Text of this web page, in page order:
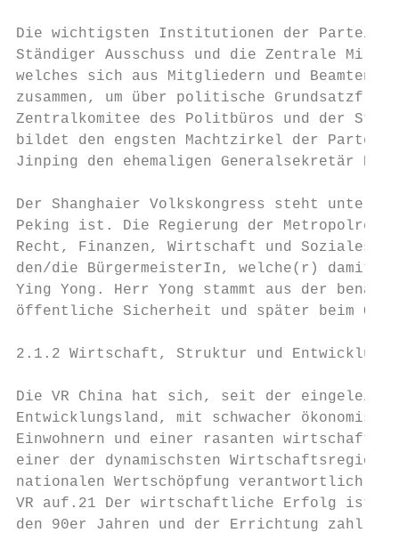
Die wichtigsten Institutionen der Partei
Ständiger Ausschuss und die Zentrale
welches sich aus Mitgliedern und Beamten
zusammen, um über politische
Zentralkomitee des Politbüros und der
bildet den engsten Machtzirkel der Partei,
Jinping den ehemaligen Generalsekretär
Der Shanghaier Volkskongress steht unter
Peking ist. Die Regierung der
Recht, Finanzen, Wirtschaft und Soziales
den/die BürgermeisterIn, welche(r) damit
Ying Yong. Herr Yong stammt aus der
öffentliche Sicherheit und später beim
2.1.2 Wirtschaft, Struktur und Entwicklung
Die VR China hat sich, seit der
Entwicklungsland, mit schwacher
Einwohnern und einer rasanten
einer der dynamischsten
nationalen Wertschöpfung verantwortlich
VR auf.21 Der wirtschaftliche Erfolg ist
den 90er Jahren und der Errichtung